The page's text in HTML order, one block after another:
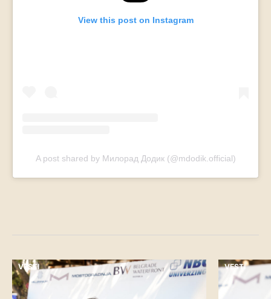
View this post on Instagram
A post shared by Милорад Додик (@mdodik.official)
VESTI VESTI